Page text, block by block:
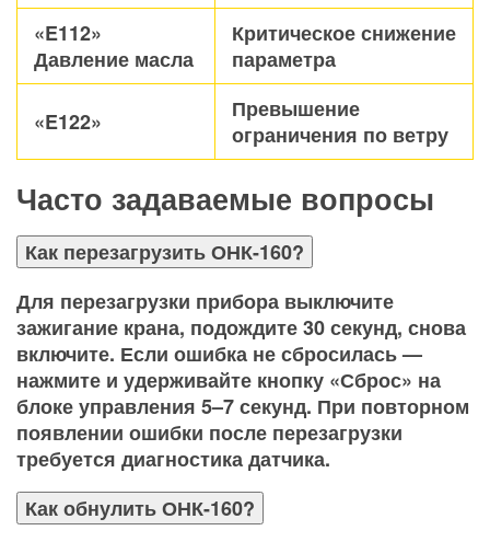
«E112»
Давление масла
Критическое снижение
параметра
«E122»
Превышение
ограничения по ветру
Часто задаваемые вопросы
Как перезагрузить ОНК-160?
Для перезагрузки прибора выключите
зажигание крана, подождите 30 секунд, снова
включите. Если ошибка не сбросилась —
нажмите и удерживайте кнопку «Сброс» на
блоке управления 5–7 секунд. При повторном
появлении ошибки после перезагрузки
требуется диагностика датчика.
Как обнулить ОНК-160?